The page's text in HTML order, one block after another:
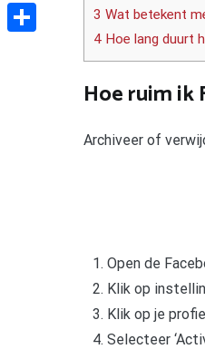
3 Wat betekent
4 Hoe lang duurt
Hoe ruim ik
Archiveer of
Open de
Klik op
Klik op je
Selecteer
Telegram